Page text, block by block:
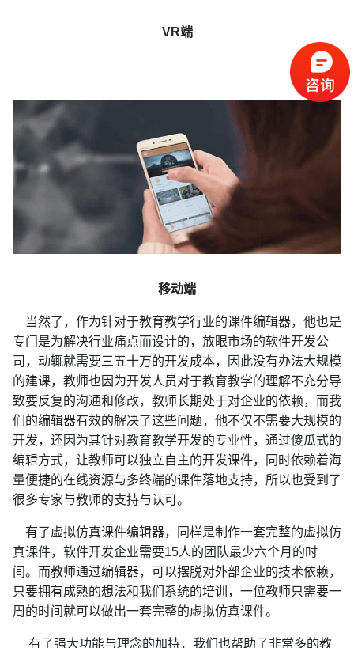
VR端
移动端
当然了，作为针对于教育教学行业的课件编辑器，他也是
专门是为解决行业痛点而设计的，放眼市场的软件开发公
司，动辄就需要三五十万的开发成本，因此没有办法大规模
的建课，教师也因为开发人员对于教育教学的理解不充分导
致要反复的沟通和修改，教师长期处于对企业的依赖，而我
们的编辑器有效的解决了这些问题，他不仅不需要大规模的
开发，还因为其针对教育教学开发的专业性，通过傻瓜式的
编辑方式，让教师可以独立自主的开发课件，同时依赖着海
量便捷的在线资源与多终端的课件落地支持，所以也受到了
很多专家与教师的支持与认可。
有了虚拟仿真课件编辑器，同样是制作一套完整的虚拟仿
真课件，软件开发企业需要15人的团队最少六个月的时
间。而教师通过编辑器，可以摆脱对外部企业的技术依赖，
只要拥有成熟的想法和我们系统的培训，一位教师只需要一
周的时间就可以做出一套完整的虚拟仿真课件。
有了强大功能与理念的加持，我们也帮助了非常多的教